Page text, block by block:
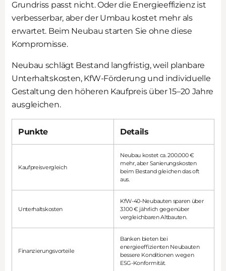
Grundriss passt nicht. Oder die Energieeffizienz ist
verbesserbar, aber der Umbau kostet mehr als
erwartet. Beim Neubau starten Sie ohne diese
Kompromisse.
Neubau schlägt Bestand langfristig, weil planbare
Unterhaltskosten, KfW-Förderung und individuelle
Gestaltung den höheren Kaufpreis über 15–20 Jahre
ausgleichen.
Punkte Details
Kaufpreisvergleich
Neubau kostet ca. 200.000 €
mehr, aber Sanierungskosten
beim Bestand gleichen das oft
aus.
Unterhaltskosten
KfW-40-Neubauten sparen über
3.100 € jährlich gegenüber
vergleichbaren Altbauten.
Finanzierungsvorteile
Banken bieten bei
energieeffizienten Neubauten
bessere Konditionen wegen
ESG-Konformität.